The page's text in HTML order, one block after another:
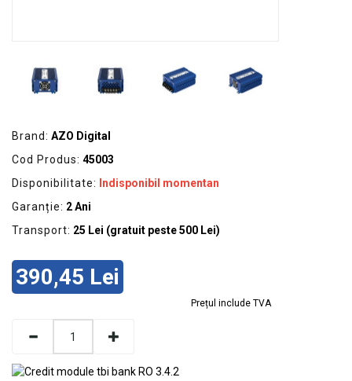
KITURI
FOTOVOLTAICE
Brand: AZO Digital
Cod Produs: 45003
Disponibilitate:
Indisponibil momentan
Garanție: 2 Ani
Transport: 25 Lei (gratuit peste 500 Lei)
390,45 Lei
Prețul include TVA